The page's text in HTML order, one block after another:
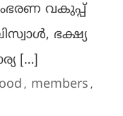
വകുപ്പ്
ഭക്ഷ്യ
[…]
, members ,